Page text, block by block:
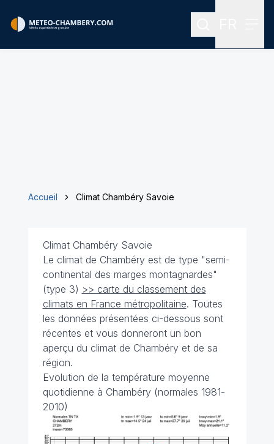
Rechercher
Accueil Climat Chambéry Savoie
Climat Chambéry Savoie
Le climat de Chambéry est de type "semi-
continental des marges montagnardes"
(type 3) >> carte du classement des
climats en France métropolitaine. Toutes
les données présentées ci-dessous sont
récentes et vous donneront un bon
aperçu du climat de Chambéry et de sa
région.
Evolution de la température moyenne
quotidienne à Chambéry (normales 1981-
2010)